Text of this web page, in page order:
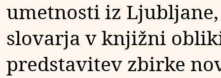
umetnosti iz
slovarja v knjižni
predstavitev zbirke